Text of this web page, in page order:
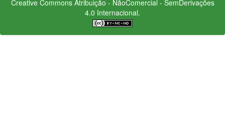
Creative CommonsAtribuição - NãoComercial - SemDerivações
4.0 Internacional.